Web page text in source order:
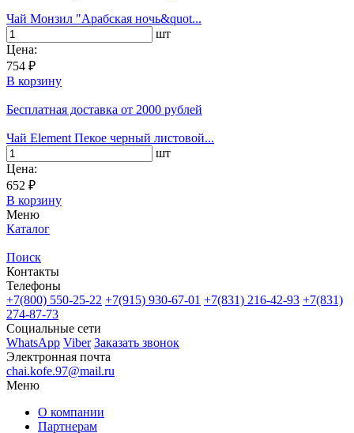
Чай Монзил "Арабская ночь&quot...
шт
Цена:
754 ₽
В корзину
Бесплатная доставка от 2000 рублей
Чай Element Пекое черный листовой...
шт
Цена:
652 ₽
В корзину
Меню
Каталог
Поиск
Контакты
Телефоны
+7(800) 550-25-22 +7(915) 930-67-01 +7(831) 216-42-93 +7(831)
274-87-73
Социальные сети
WhatsApp Viber Заказать звонок
Электронная почта
chai.kofe.97@mail.ru
Меню
О компании
Партнерам